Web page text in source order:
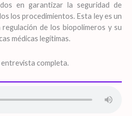
en garantizar la seguridad de
los procedimientos. Esta ley es un
de los biopolímeros y su
médicas legítimas.
entrevista completa.